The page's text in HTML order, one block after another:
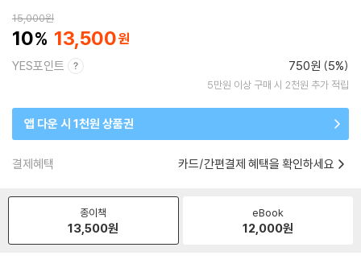
15,000원
10 13,500
YES포인트 750원 (5%)
5만원 이상 구매 시 2천원 추가 적립
앱 다운 시 1천원 상품권
결제혜택 카드/간편결제 혜택을 확인하세요
종이책
13,500원
eBook
12,000원